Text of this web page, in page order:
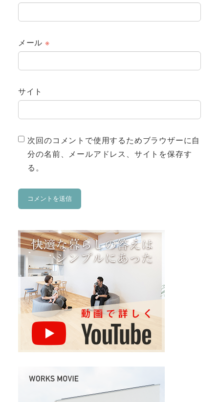
メール ※
サイト
次回のコメントで使用するためブラウザーに自
分の名前、メールアドレス、サイトを保存す
る。